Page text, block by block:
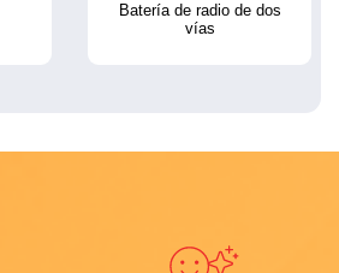
Batería de radio de dos
vías